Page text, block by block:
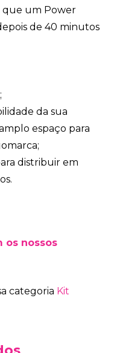
que um Power
de 40 minutos
da sua
espaço para
distribuir em
os nossos
categoria Kit